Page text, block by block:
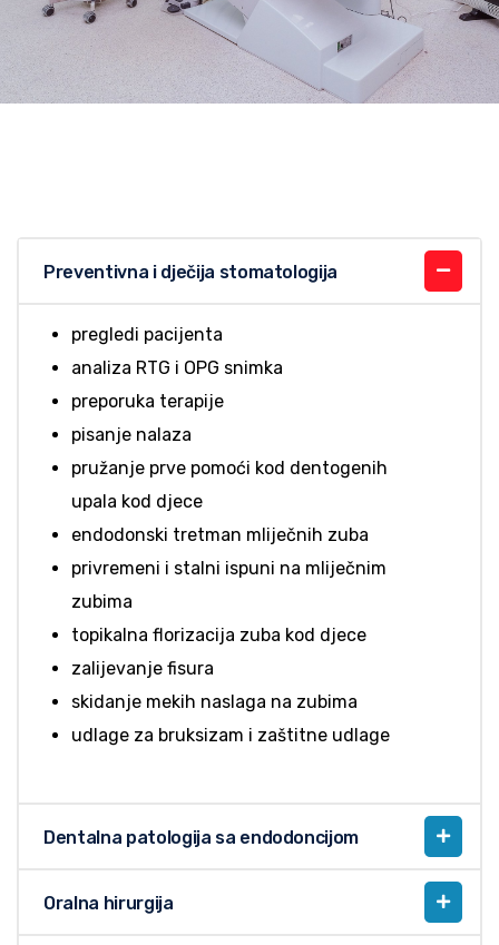
Preventivna i dječija stomatologija
pregledi pacijenta
analiza RTG i OPG snimka
preporuka terapije
pisanje nalaza
pružanje prve pomoći kod dentogenih
upala kod djece
endodonski tretman mliječnih zuba
privremeni i stalni ispuni na mliječnim
zubima
topikalna florizacija zuba kod djece
zalijevanje fisura
skidanje mekih naslaga na zubima
udlage za bruksizam i zaštitne udlage
Dentalna patologija sa endodoncijom
Oralna hirurgija